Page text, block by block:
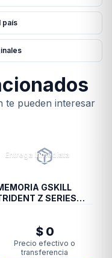
país
te pueden interesar
Entrega inmediata
GSKILL
Z SERIES
$ 0
Precio efectivo o
transferencia